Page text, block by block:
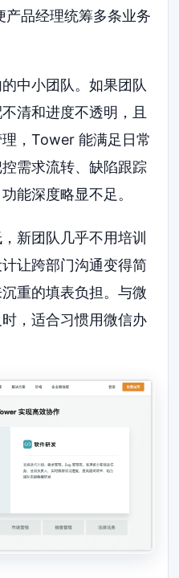
品经理统筹多条业务
的中小团队。如果团队
清和进度不透明，且
，Tower 能满足日常
需求流转、缺陷跟踪
能深度略显不足。
新团队几乎不用培训
让跨部门沟通变得简
重的填表负担。与微
，适合习惯用微信办